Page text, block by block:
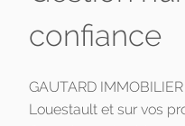
confiance
GAUTARD
Louestault et sur vos